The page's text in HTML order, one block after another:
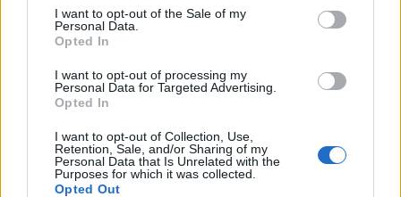
consent section.
I want to opt-out of the Sale of my
Personal Data.
Opted In
I want to opt-out of processing my
Personal Data for Targeted Advertising.
Opted In
I want to opt-out of Collection, Use,
Retention, Sale, and/or Sharing of my
Personal Data that Is Unrelated with the
Purposes for which it was collected.
Opted Out
Κωστής Μαραβέγιας